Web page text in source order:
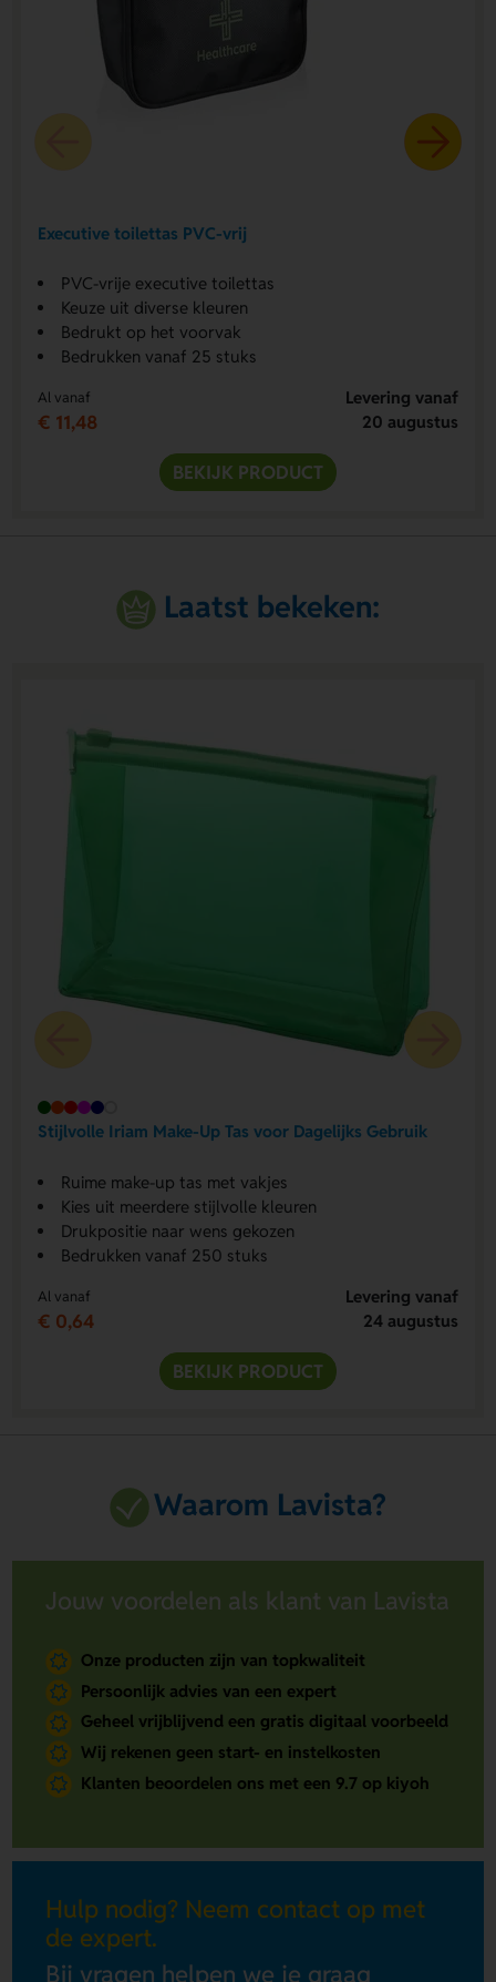
Executive toilettas PVC-vrij
PVC-vrije executive toilettas
Keuze uit diverse kleuren
Bedrukt op het voorvak
Bedrukken vanaf 25 stuks
Al vanaf
€ 11,48
Levering vanaf
20 augustus
BEKIJK PRODUCT
Laatst bekeken:
Stijlvolle Iriam Make-Up Tas voor Dagelijks Gebruik
Ruime make-up tas met vakjes
Kies uit meerdere stijlvolle kleuren
Drukpositie naar wens gekozen
Bedrukken vanaf 250 stuks
Al vanaf
€ 0,64
Levering vanaf
24 augustus
BEKIJK PRODUCT
Waarom Lavista?
Jouw voordelen als klant van Lavista
Onze producten zijn van topkwaliteit
Persoonlijk advies van een expert
Geheel vrijblijvend een gratis digitaal voorbeeld
Wij rekenen geen start- en instelkosten
Klanten beoordelen ons met een 9.7 op kiyoh
Hulp nodig? Neem contact op met
de expert.
Bij vragen helpen we je graag